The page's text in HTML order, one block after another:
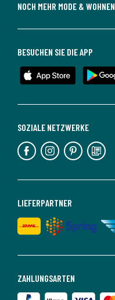
NOCH MEHR MODE & WOHNEN
ZAHLUNGSARTEN
LIEFERPARTNER
SOZIALE NETZWERKE
BESUCHEN SIE DIE APP